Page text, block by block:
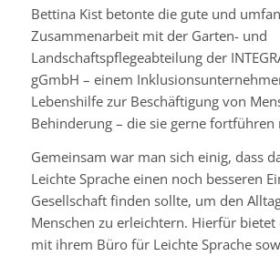
Bettina Kist betonte die gute und
Zusammenarbeit mit der Garten- und
Landschaftspflegeabteilung der
gGmbH – einem
Lebenshilfe zur Beschäftigung von
Behinderung – die sie gerne fortführen
Gemeinsam war man sich einig, dass
Leichte Sprache einen noch besseren
Gesellschaft finden sollte, um den
Menschen zu erleichtern. Hierfür bietet
mit ihrem Büro für Leichte Sprache